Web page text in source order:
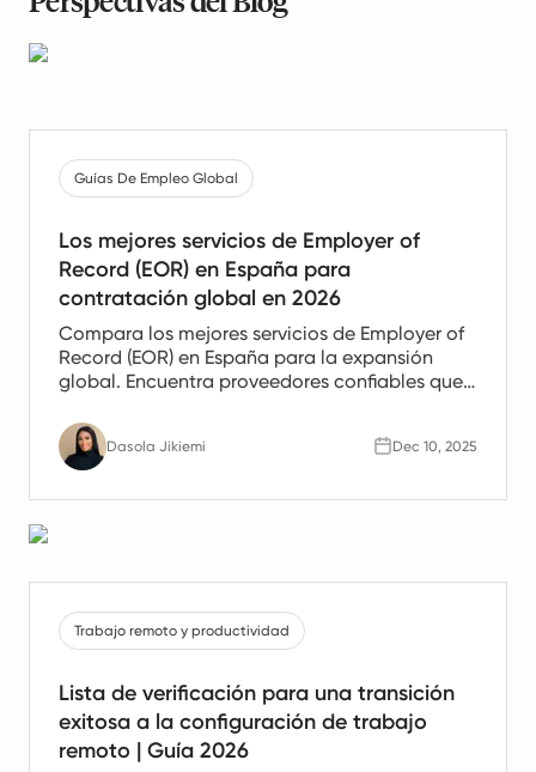
Guías De Empleo Global
Los mejores servicios de Employer of
Record (EOR) en España para
contratación global en 2026
Compara los mejores servicios de Employer of
Record (EOR) en España para la expansión
global. Encuentra proveedores confiables que
y cumplimiento para equipos españoles.
Dasola Jikiemi Dec 10, 2025
Trabajo remoto y productividad
Lista de verificación para una transición
exitosa a la configuración de trabajo
remoto | Guía 2026